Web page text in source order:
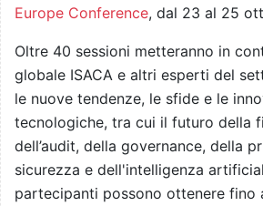
Europe Conference, dal 23 al 25
Oltre 40 sessioni metteranno in
globale ISACA e altri esperti del
le nuove tendenze, le sfide e le
tecnologiche, tra cui il futuro della
dell’audit, della governance, della
sicurezza e dell'intelligenza
partecipanti possono ottenere fino